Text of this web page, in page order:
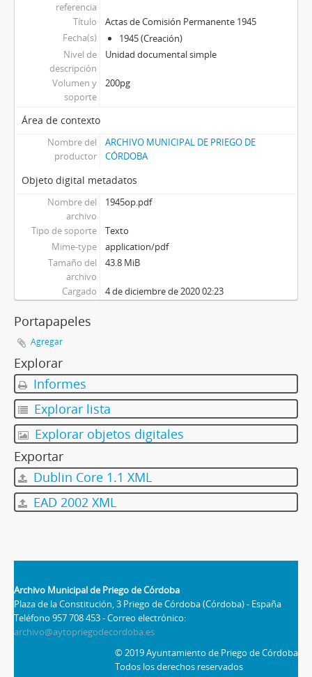
referencia
Título
Actas de Comisión Permanente 1945
Fecha(s)
1945 (Creación)
Nivel de
descripción
Unidad documental simple
Volumen y
soporte
200pg
Área de contexto
Nombre del
productor
ARCHIVO MUNICIPAL DE PRIEGO DE
CÓRDOBA
Objeto digital metadatos
Nombre del
archivo
1945op.pdf
Tipo de soporte
Texto
Mime-type
application/pdf
Tamaño del
archivo
43.8 MiB
Cargado 4 de diciembre de 2020 02:23
Portapapeles
Agregar
Explorar
Informes
Explorar lista
Explorar objetos digitales
Exportar
Dublin Core 1.1 XML
EAD 2002 XML
Archivo Municipal de Priego de Córdoba
Plaza de la Constitución, 3 Priego de Córdoba (Córdoba) - España
Teléfono 957 708 453 - Correo electrónico:
archivo@aytopriegodecordoba.es
© 2019 Ayuntamiento de Priego de Córdoba
Todos los derechos reservados